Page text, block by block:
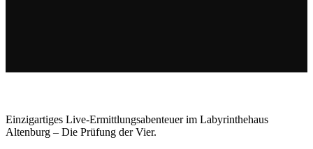
Einzigartiges Live-Ermittlungsabenteuer im Labyrinthehaus
Altenburg – Die Prüfung der Vier.